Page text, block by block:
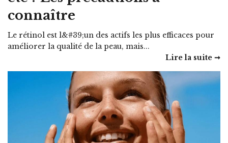
connaître
Le rétinol est l&#39;un des actifs les plus efficaces pour
améliorer la qualité de la peau, mais...
Lire la suite ➞